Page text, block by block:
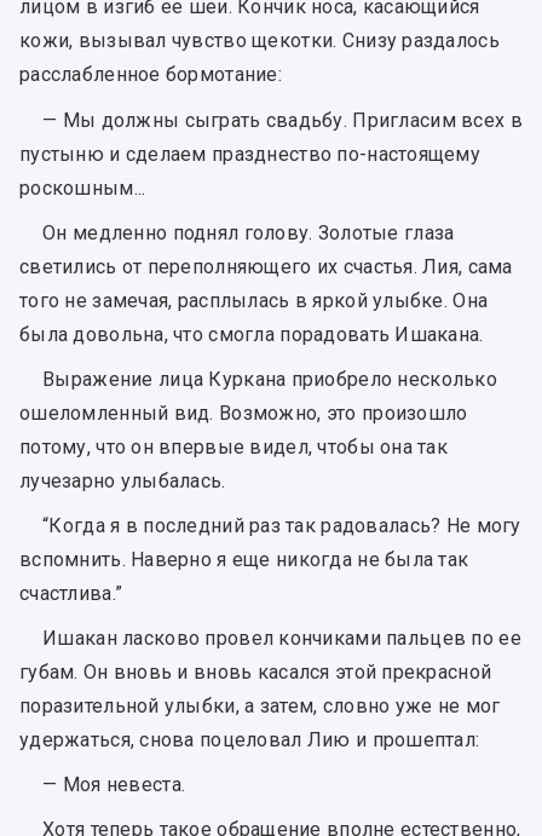
лицом в изгиб ее шеи. Кончик носа, касающийся
кожи, вызывал чувство щекотки. Снизу раздалось
расслабленное бормотание:
— Мы должны сыграть свадьбу. Пригласим всех в
пустыню и сделаем празднество по-настоящему
роскошным...
Он медленно поднял голову. Золотые глаза
светились от переполняющего их счастья. Лия, сама
того не замечая, расплылась в яркой улыбке. Она
была довольна, что смогла порадовать Ишакана.
Выражение лица Куркана приобрело несколько
ошеломленный вид. Возможно, это произошло
потому, что он впервые видел, чтобы она так
лучезарно улыбалась.
“Когда я в последний раз так радовалась? Не могу
вспомнить. Наверно я еще никогда не была так
счастлива.”
Ишакан ласково провел кончиками пальцев по ее
губам. Он вновь и вновь касался этой прекрасной
поразительной улыбки, а затем, словно уже не мог
удержаться, снова поцеловал Лию и прошептал:
— Моя невеста.
Хотя теперь такое обращение вполне естественно,